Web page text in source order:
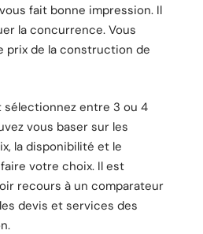
fait bonne impression. Il
la concurrence. Vous
prix de la construction de
sélectionnez entre 3 ou 4
vous baser sur les
la disponibilité et le
votre choix. Il est
recours à un comparateur
devis et services des